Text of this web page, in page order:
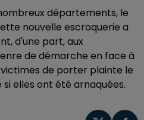
départements, le
nouvelle escroquerie a
d'une part, aux
de démarche en face à
de porter plainte le
elles ont été arnaquées.